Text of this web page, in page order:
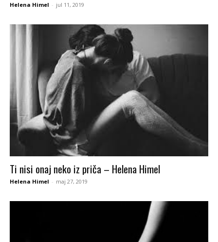
Helena Himel - jul 11, 2019
Ti nisi onaj neko iz priča – Helena Himel
Helena Himel - maj 27, 2019